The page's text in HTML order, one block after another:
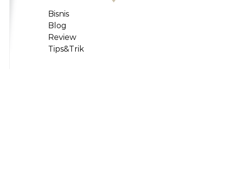
Bisnis
Blog
Review
Tips&Trik